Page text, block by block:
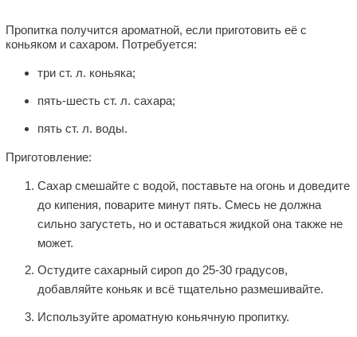
Пропитка получится ароматной, если приготовить её с
коньяком и сахаром. Потребуется:
три ст. л. коньяка;
пять-шесть ст. л. сахара;
пять ст. л. воды.
Приготовление:
Сахар смешайте с водой, поставьте на огонь и доведите
до кипения, поварите минут пять. Смесь не должна
сильно загустеть, но и оставаться жидкой она также не
может.
Остудите сахарный сироп до 25-30 градусов,
добавляйте коньяк и всё тщательно размешивайте.
Используйте ароматную коньячную пропитку.